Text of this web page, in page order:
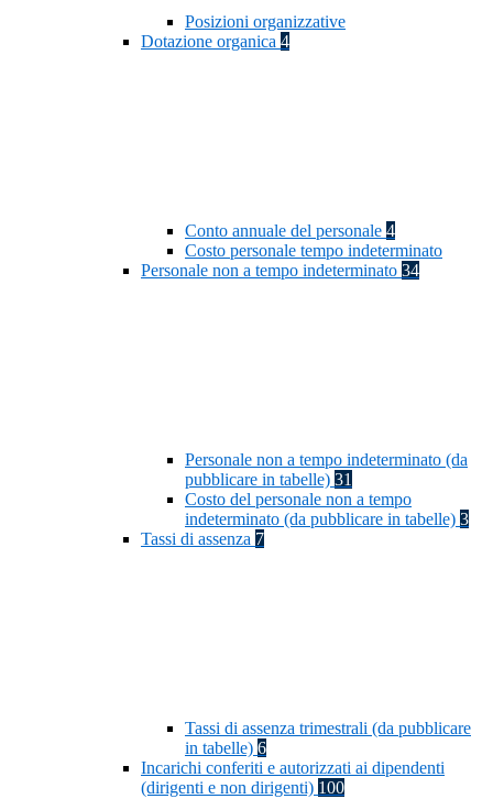
Posizioni organizzative
Dotazione organica 4
Conto annuale del personale 4
Costo personale tempo indeterminato
Personale non a tempo indeterminato 34
Personale non a tempo indeterminato (da
pubblicare in tabelle) 31
Costo del personale non a tempo
indeterminato (da pubblicare in tabelle) 3
Tassi di assenza 7
Tassi di assenza trimestrali (da pubblicare
in tabelle) 6
Incarichi conferiti e autorizzati ai dipendenti
(dirigenti e non dirigenti) 100